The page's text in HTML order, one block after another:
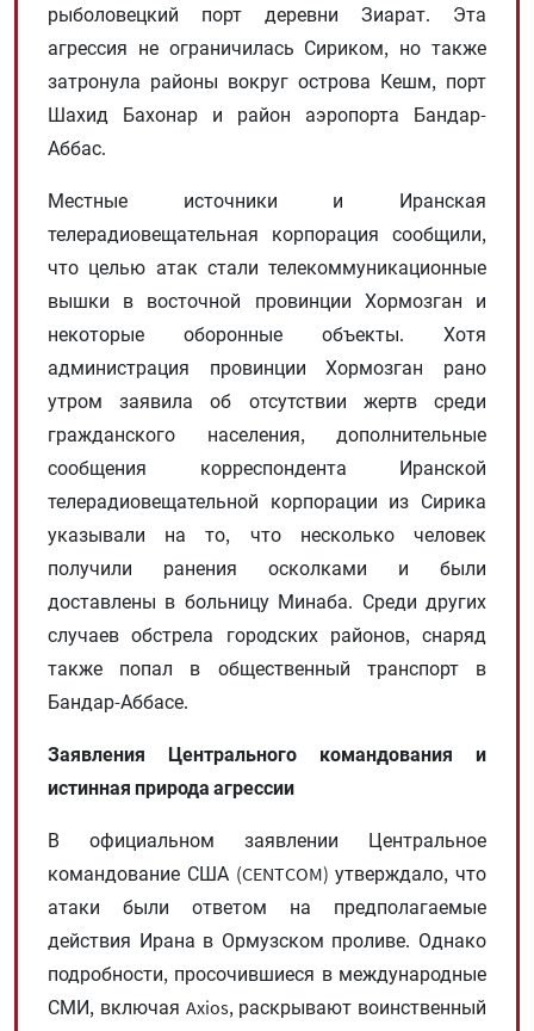
рыболовецкий порт деревни Зиарат. Эта
агрессия не ограничилась Сириком, но также
затронула районы вокруг острова Кешм, порт
Шахид Бахонар и район аэропорта Бандар-
Аббас.
Местные источники и Иранская
телерадиовещательная корпорация сообщили,
что целью атак стали телекоммуникационные
вышки в восточной провинции Хормозган и
некоторые оборонные объекты. Хотя
администрация провинции Хормозган рано
утром заявила об отсутствии жертв среди
гражданского населения, дополнительные
сообщения корреспондента Иранской
телерадиовещательной корпорации из Сирика
указывали на то, что несколько человек
получили ранения осколками и были
доставлены в больницу Минаба. Среди других
случаев обстрела городских районов, снаряд
также попал в общественный транспорт в
Бандар-Аббасе.
Заявления Центрального командования и
истинная природа агрессии
В официальном заявлении Центральное
командование США (CENTCOM) утверждало, что
атаки были ответом на предполагаемые
действия Ирана в Ормузском проливе. Однако
подробности, просочившиеся в международные
СМИ, включая Axios, раскрывают воинственный